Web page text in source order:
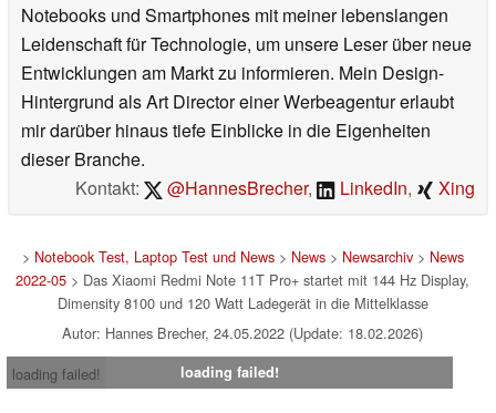
Notebooks und Smartphones mit meiner lebenslangen
Leidenschaft für Technologie, um unsere Leser über neue
Entwicklungen am Markt zu informieren. Mein Design-
Hintergrund als Art Director einer Werbeagentur erlaubt
mir darüber hinaus tiefe Einblicke in die Eigenheiten
dieser Branche.
Kontakt:
@HannesBrecher, LinkedIn, Xing
> Notebook Test, Laptop Test und News> News> Newsarchiv> News
2022-05 > Das Xiaomi Redmi Note 11T Pro+ startet mit 144 Hz Display,
Dimensity 8100 und 120 Watt Ladegerät in die Mittelklasse
Autor: Hannes Brecher, 24.05.2022 (Update: 18.02.2026)
loading failed!
loading failed!